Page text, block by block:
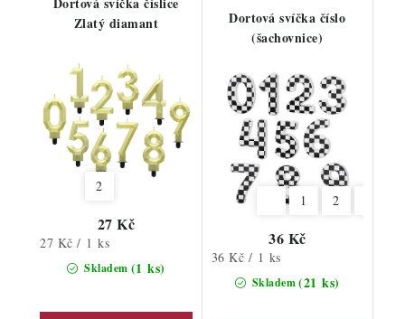
Zlatý diamant
2
Skladem (1 ks)
27 Kč
Měrná
27 Kč / 1 ks
Dortová svíčka číslo
(šachovnice)
1 2
Skladem(21 ks)
36 Kč
Měrná
cena:
36 Kč / 1 ks